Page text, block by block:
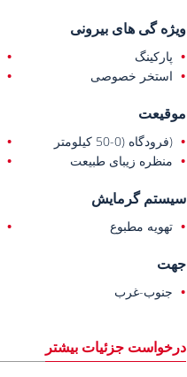
ویژه گی های بیرونی
پارکینگ
استخر خصوصی
موقیعت
(فرودگاه (0-50 کیلومتر
منظره زیبای طبیعت
سیستم گرمایش
تهویه مطبوع
جهت
جنوب-غرب
درخواست جزئیات بیشتر